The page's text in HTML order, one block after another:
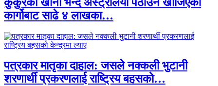
कुकुरको खाना भन्दै अस्ट्रेलिया पठाउन खोजिएको
कार्गोबाट साढे ४ लाखका…
पत्रकार मातृका दाहाल: जसले नक्कली भुटानी
शरणार्थी प्रकरणलाई राष्ट्रिय बहसको…